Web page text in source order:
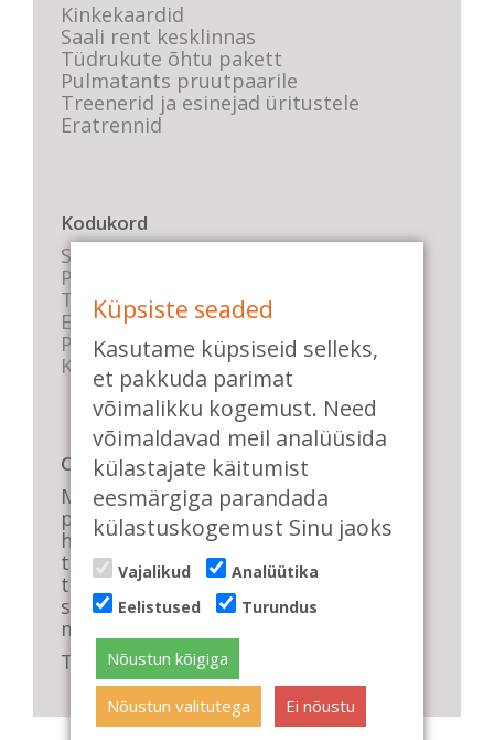
Kinkekaardid
Saali rent kesklinnas
Tüdrukute õhtu pakett
Pulmatants pruutpaarile
Treenerid ja esinejad üritustele
Eratrennid
Kodukord
Stuudio sisekord
Privaatsustingimused
Tasemete kirjeldused
E-poe tingimused
Parkimise info
KKK
Casa de Baile
Me pühendume lõbusale olemisele,
positiivsele seltskonnale ja
huvitavatele ning kasulikele
tantsudele. Kui mõnes meie
talveõhtuses trennis tuled kustutada,
siis vaatab vastu säravate silmade
meri, mis näitab, et oleme õigel teel!
Tule ka sina meie sekka.
Küpsiste seaded
Kasutame küpsiseid selleks,
et pakkuda parimat
võimalikku kogemust. Need
võimaldavad meil analüüsida
külastajate käitumist
eesmärgiga parandada
külastuskogemust Sinu jaoks
Vajalikud
Analüütika
Eelistused
Turundus
Nõustun kõigiga
Nõustun valitutega Ei nõustu